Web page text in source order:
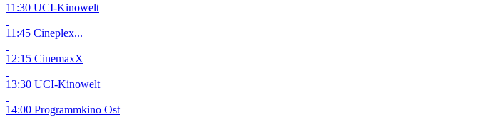
11:30 UCI-Kinowelt
11:45 Cineplex...
12:15 CinemaxX
13:30 UCI-Kinowelt
14:00 Programmkino Ost